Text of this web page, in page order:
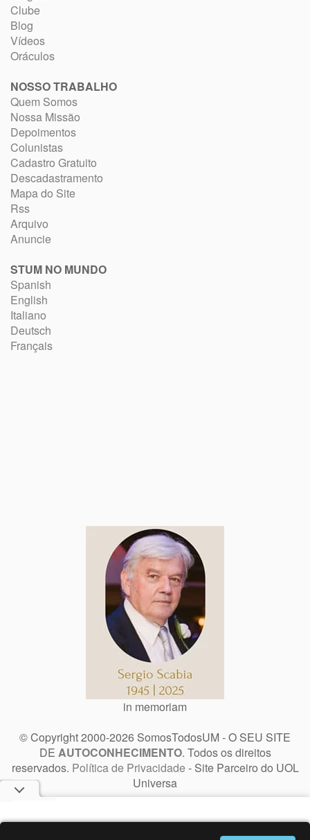
Clube
Blog
Vídeos
Oráculos
NOSSO TRABALHO
Quem Somos
Nossa Missão
Depoimentos
Colunistas
Cadastro Gratuito
Descadastramento
Mapa do Site
Rss
Arquivo
Anuncie
STUM NO MUNDO
Spanish
English
Italiano
Deutsch
Français
in memoriam
© Copyright 2000-2026 SomosTodosUM - O SEU SITE
DE AUTOCONHECIMENTO. Todos os direitos
reservados. Política de Privacidade - Site Parceiro do UOL
Universa